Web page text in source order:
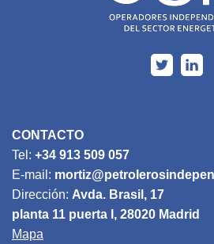
CONTACTO
Tel: +34 913 509 057
E-mail:
Dirección: Avda. Brasil, 17
planta 11 puerta I, 28020 Madrid
Mapa